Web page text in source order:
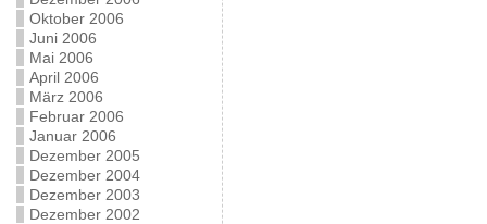
Oktober 2006
Juni 2006
Mai 2006
April 2006
März 2006
Februar 2006
Januar 2006
Dezember 2005
Dezember 2004
Dezember 2003
Dezember 2002